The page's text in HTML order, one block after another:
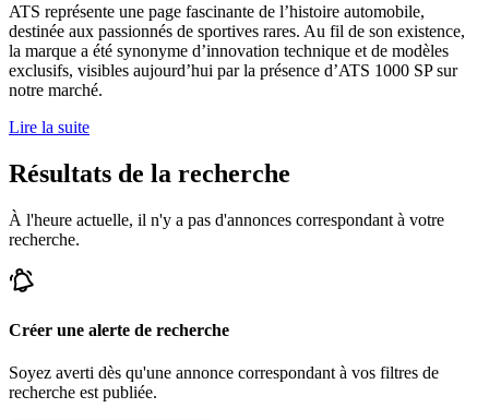
ATS représente une page fascinante de l’histoire automobile,
destinée aux passionnés de sportives rares. Au fil de son existence,
la marque a été synonyme d’innovation technique et de modèles
exclusifs, visibles aujourd’hui par la présence d’ATS 1000 SP sur
notre marché.
Lire la suite
Résultats de la recherche
À l'heure actuelle, il n'y a pas d'annonces correspondant à votre
recherche.
Créer une alerte de recherche
Soyez averti dès qu'une annonce correspondant à vos filtres de
recherche est publiée.